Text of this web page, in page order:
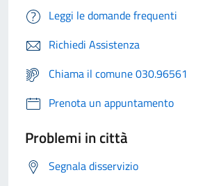
Leggi le domande frequenti
Richiedi Assistenza
Chiama il comune 030.96561
Prenota un appuntamento
Problemi in città
Segnala disservizio